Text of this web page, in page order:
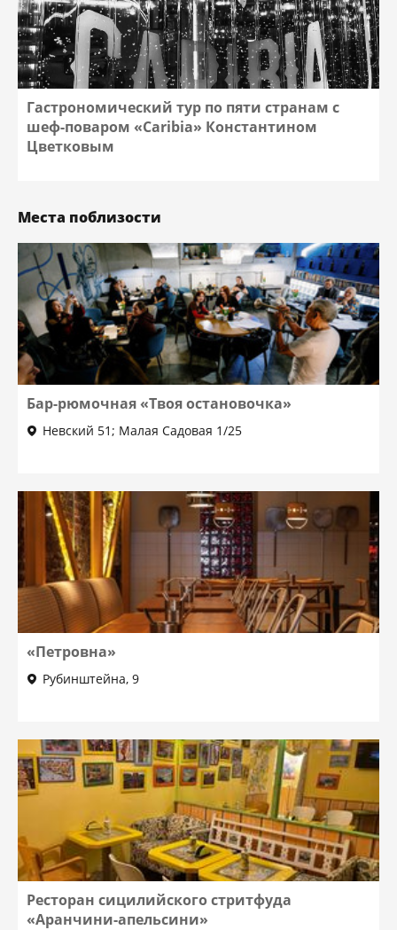
Гастрономический тур по пяти странам с
шеф-поваром «Caribia» Константином
Цветковым
Места поблизости
Бар-рюмочная «Твоя остановочка»
Невский 51; Малая Садовая 1/25
«Петровна»
Рубинштейна, 9
Ресторан сицилийского стритфуда
«Аранчини-апельсини»